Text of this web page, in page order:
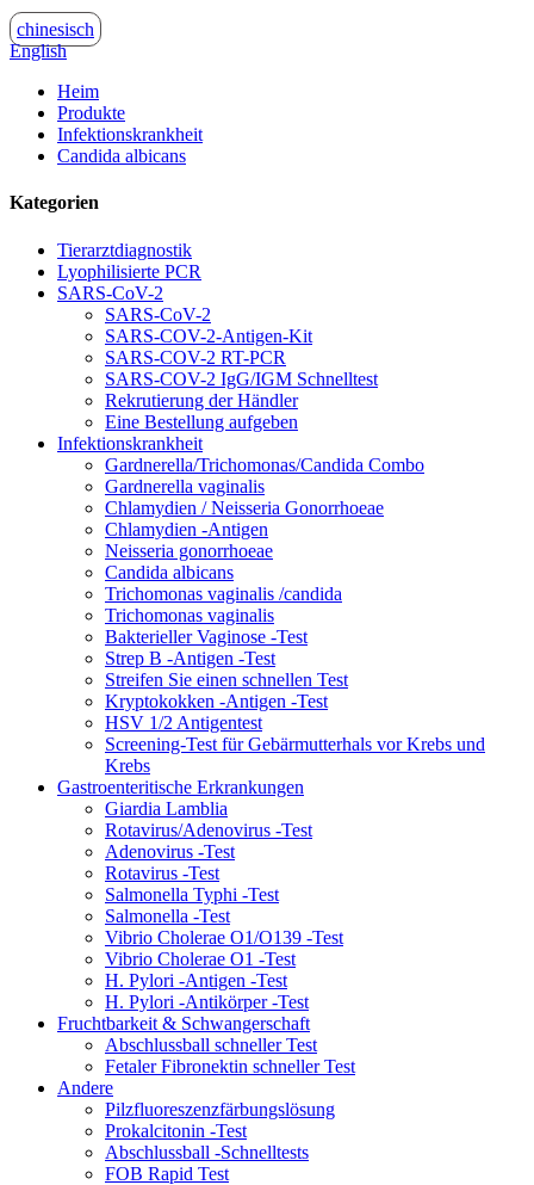
chinesisch
English
Heim
Produkte
Infektionskrankheit
Candida albicans
Kategorien
Tierarztdiagnostik
Lyophilisierte PCR
SARS-CoV-2
SARS-CoV-2
SARS-COV-2-Antigen-Kit
SARS-COV-2 RT-PCR
SARS-COV-2 IgG/IGM Schnelltest
Rekrutierung der Händler
Eine Bestellung aufgeben
Infektionskrankheit
Gardnerella/Trichomonas/Candida Combo
Gardnerella vaginalis
Chlamydien / Neisseria Gonorrhoeae
Chlamydien -Antigen
Neisseria gonorrhoeae
Candida albicans
Trichomonas vaginalis /candida
Trichomonas vaginalis
Bakterieller Vaginose -Test
Strep B -Antigen -Test
Streifen Sie einen schnellen Test
Kryptokokken -Antigen -Test
HSV 1/2 Antigentest
Screening-Test für Gebärmutterhals vor Krebs und
Krebs
Gastroenteritische Erkrankungen
Giardia Lamblia
Rotavirus/Adenovirus -Test
Adenovirus -Test
Rotavirus -Test
Salmonella Typhi -Test
Salmonella -Test
Vibrio Cholerae O1/O139 -Test
Vibrio Cholerae O1 -Test
H. Pylori -Antigen -Test
H. Pylori -Antikörper -Test
Fruchtbarkeit & Schwangerschaft
Abschlussball schneller Test
Fetaler Fibronektin schneller Test
Andere
Pilzfluoreszenzfärbungslösung
Prokalcitonin -Test
Abschlussball -Schnelltests
FOB Rapid Test